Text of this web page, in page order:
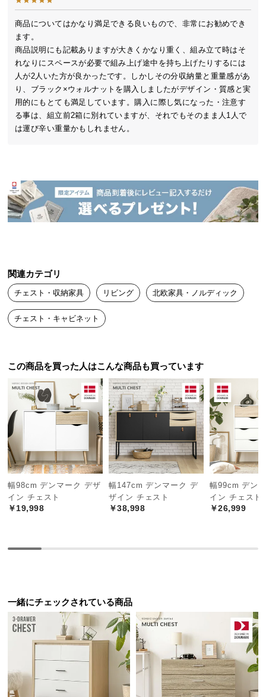
送
料
に
つ
い
て
大
型
商
送
に
つ
中
型
商
品
の
に
つ
い
型
商
配
つ
開
梱
設
ビ
デンマーク生まれの本格北欧デザイン
商品についてはかなり満足できる良いもので、非常にお勧めでき
ます。
商品説明にも記載ありますが大きくかなり重く、組み立て時はそ
れなりにスペースが必要で組み上げ途中を持ち上げたりするには
人が2人いた方が良かったです。しかしその分収納量と重量感があ
り、ブラック×ウォルナットを購入しましたがデザイン・質感と実
用的にもとても満足しています。購入に際し気になった・注意す
る事は、組立前2箱に別れていますが、それでもそのまま人1人で
は運び辛い重量かもしれません。
関連カテゴリ
チェスト・収納家具 リビング 北欧家具・ノルディック
チェスト・キャビネット
この商品を買った人はこんな商品も買っています
幅98cm デンマーク デザ
イン チェスト
￥19,998
幅147cm デンマーク デ
ザイン チェスト
￥38,998
幅99cm デン
イン チェスト
￥26,999
一緒にチェックされている商品